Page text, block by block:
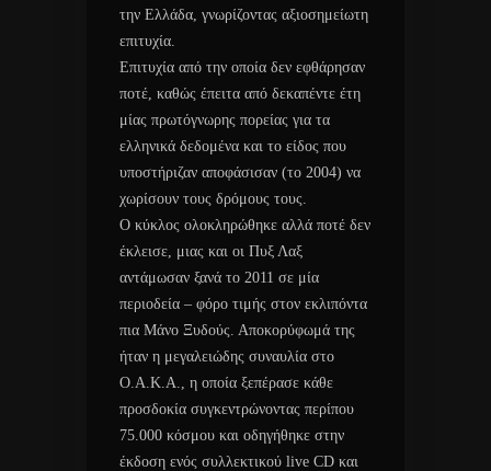
την Ελλάδα, γνωρίζοντας αξιοσημείωτη
επιτυχία.
Επιτυχία από την οποία δεν εφθάρησαν
ποτέ, καθώς έπειτα από δεκαπέντε έτη
μίας πρωτόγνωρης πορείας για τα
ελληνικά δεδομένα και το είδος που
υποστήριζαν αποφάσισαν (το 2004) να
χωρίσουν τους δρόμους τους.
Ο κύκλος ολοκληρώθηκε αλλά ποτέ δεν
έκλεισε, μιας και οι Πυξ Λαξ
αντάμωσαν ξανά το 2011 σε μία
περιοδεία – φόρο τιμής στον εκλιπόντα
πια Μάνο Ξυδούς. Αποκορύφωμά της
ήταν η μεγαλειώδης συναυλία στο
Ο.Α.Κ.Α., η οποία ξεπέρασε κάθε
προσδοκία συγκεντρώνοντας περίπου
75.000 κόσμου και οδηγήθηκε στην
έκδοση ενός συλλεκτικού live CD και